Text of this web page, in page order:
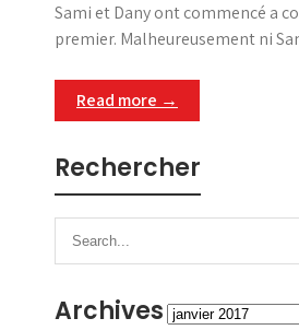
Sami et Dany ont commencé a
premier. Malheureusement ni
Read more →
Rechercher
ArchivesArchives